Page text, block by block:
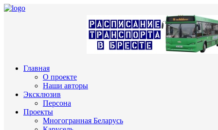
Главная
О проекте
Наши авторы
Эксклюзив
Персона
Проекты
Многогранная Беларусь